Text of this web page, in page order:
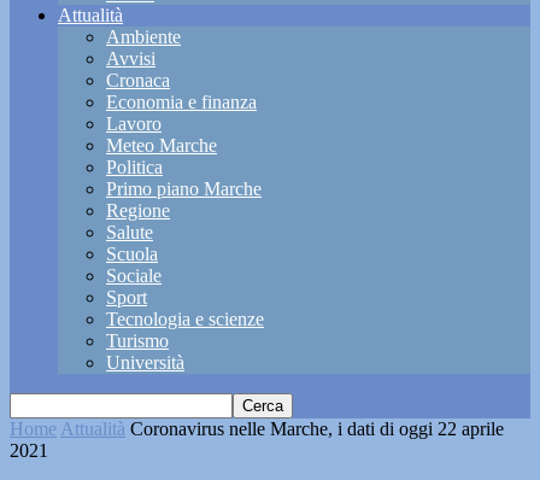
Attualità
Ambiente
Avvisi
Cronaca
Economia e finanza
Lavoro
Meteo Marche
Politica
Primo piano Marche
Regione
Salute
Scuola
Sociale
Sport
Tecnologia e scienze
Turismo
Università
Home Attualità Coronavirus nelle Marche, i dati di oggi 22 aprile
2021